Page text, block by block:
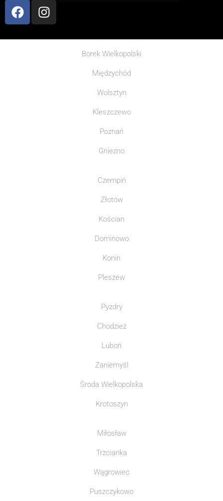
Borek Wielkopolski
Międzychód
Wolsztyn
Kleszczewo
Poznań
Gniezno
Czempiń
Złotów
Kościan
Dominowo
Konin
Pleszew
Pyzdry
Chodzież
Luboń
Zaniemyśl
Środa Wielkopolska
Krotoszyn
Miłosław
Trzcianka
Wągrowiec
Puszczykowo